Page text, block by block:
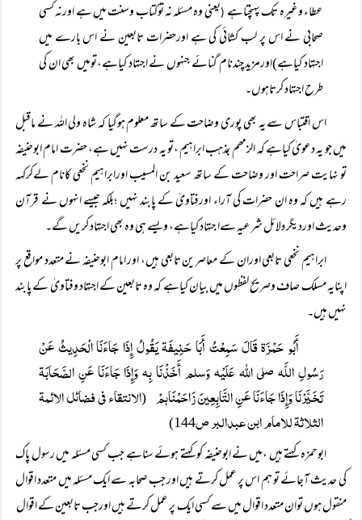
عطاء وغیرہ تک پہنچتاہے (یعنی وہ مسئلہ نہ توکتاب وسنت میں ہے اورنہ کسی
صحابی نے اس پر لب کشائی کی ہے اورحضرات تابعین نے اس بارے میں
اجتہاد کیاہے)اورمزید چندنام گنائے جنہوں نے اجتہاد کیاہے،تومیں بھی ان کی
طرح اجتہاد کرتاہوں۔
اس اقتباس سے یہ بھی پوری وضاحت کے ساتھ معلوم ہوگیا کہ شاہ ولی اللہ نے ماقبل
میں جو یہ دعویٰ کیاہے کہ الزمھم بمذہب ابراہیم ،تو یہ درست نہیں ہے، حضرت امام ابوحنیفہ
تو نہایت صراحت اور وضاحت کے ساتھ سعید بن المسیب اورابراہیم نخعی کانام لےکرکہہ
رہے ہیں کہ وہ ان حضرات کی آراء اورفتاویٰ کے پابند نہیں ؛بلکہ جیسے انہوں نے قرآن
وحدیث اوردیگر دلائل شرعیہ سےا جتہاد کیاہے، ویسے ہی وہ بھی اجتہاد کریں گے۔
ابراہیم نخعی تابعی اوران کے معاصرین تابعی ہیں، اور امام ابوحنیفہ نے متعدد مواقع پر
اپنایہ مسلک صاف وصریح لفظوں میں بیان کیاہے کہ وہ تابعین کے اجتہاد وفتاویٰ کے پابند
نہیں ہیں۔
أَبُو حَمْزَۃ قَالَ سَمِعْتُ أَبَا حَنِيفَۃ يَقُولُ إِذَا جَاءَنَا الْحَدِيثُ عَنْ
رَسُولِ اللَّہ صلی اللہ عَلَيْہ وَسلم أَخَذْنَا بِہ وَإِذَا جَاءَنَا عَنِ الصَّحَابَۃ
تَخَيَّرْنَا وَإِذَا جَاءَنَا عَنِ التَّابِعِينَ زَاحَمْنَاہمْ (الانتقاء فی فضائل الائمۃ
الثلاثۃ للامام ابن عبدالبر ص144)
ابوحمزہ کہتے ہیں ،میں نے ابوحنیفہ کو کہتے ہوئے سناہے جب کسی مسئلہ میں رسول پاک
کی حدیث آجائے تو ہم اس پر عمل کرتے ہیں اور جب صحابہ سے ایک مسئلہ میں متعدد اقوال
منقول ہوں توان متعدد اقوال میں سے کسی ایک پر عمل کرتے ہیں اورجب تابعین کے اقوال